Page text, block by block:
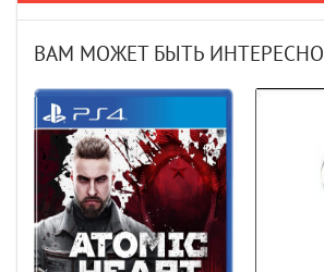
ВАМ МОЖЕТ БЫТЬ ИНТЕРЕСНО